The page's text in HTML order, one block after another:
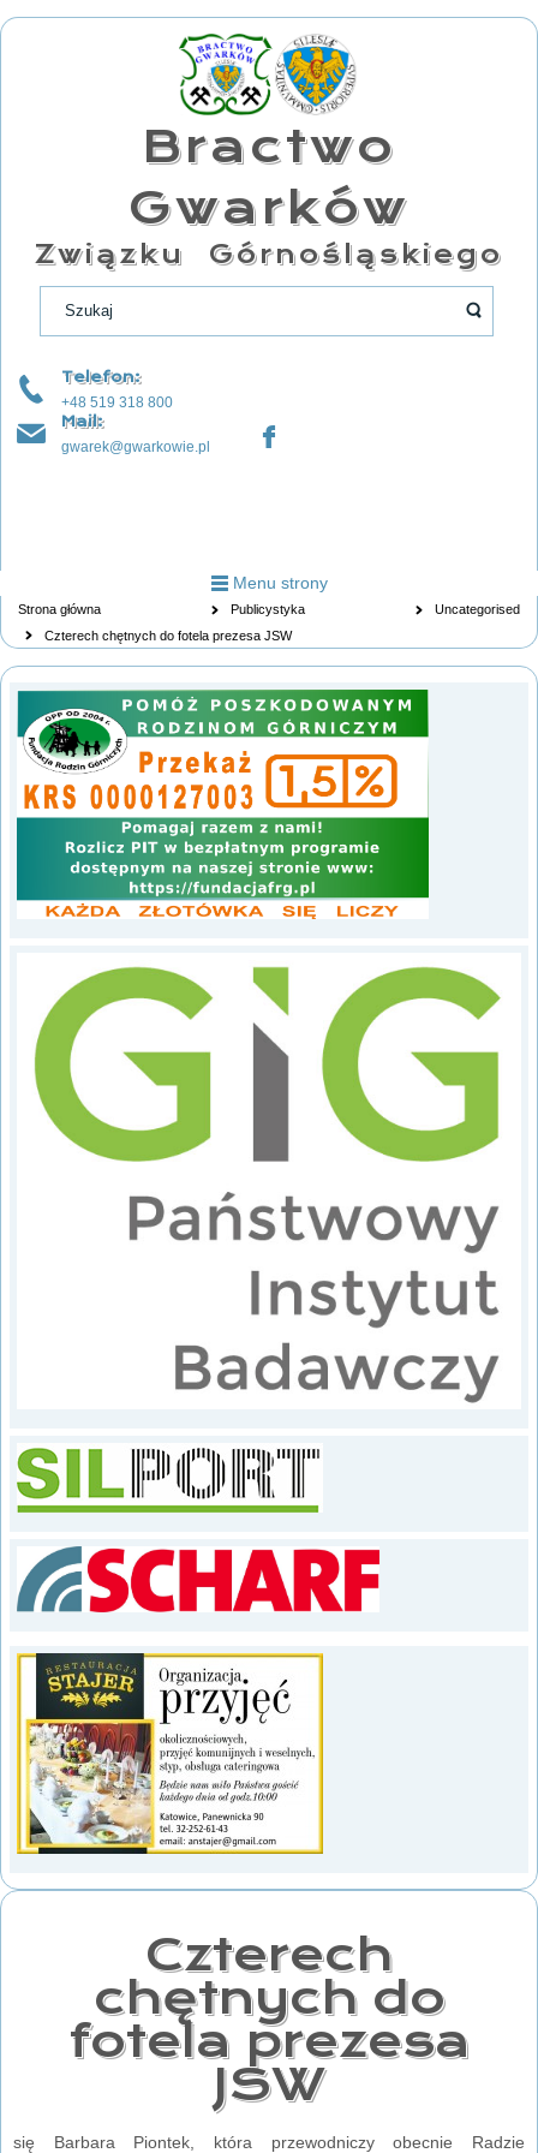
Bractwo
Gwarków
Związku Górnośląskiego
Telefon:
+48 519 318 800
Mail:
gwarek@gwarkowie.pl
Menu strony
Strona główna Publicystyka
Uncategorised
Czterech chętnych do fotela prezesa JSW
Czterech
chętnych do
fotela prezesa
JSW
się Barbara Piontek, która przewodniczy obecnie Radzie